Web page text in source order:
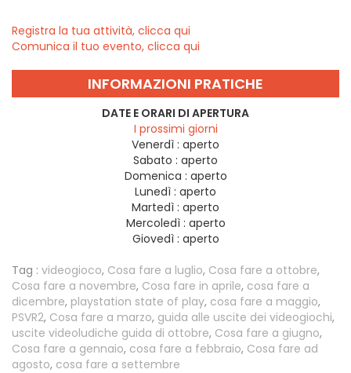
Registra la tua attività, clicca qui
Comunica il tuo evento, clicca qui
INFORMAZIONI PRATICHE
DATE E ORARI DI APERTURA
I prossimi giorni
Venerdì : aperto
Sabato : aperto
Domenica : aperto
Lunedì : aperto
Martedì : aperto
Mercoledì : aperto
Giovedì : aperto
Tag : videogioco, Cosa fare a luglio, Cosa fare a ottobre,
Cosa fare a novembre, Cosa fare in aprile, cosa fare a
dicembre, playstation state of play, cosa fare a maggio,
PSVR2, Cosa fare a marzo, guida alle uscite dei videogiochi,
uscite videoludiche guida di ottobre, Cosa fare a giugno,
Cosa fare a gennaio, cosa fare a febbraio, Cosa fare ad
agosto, cosa fare a settembre